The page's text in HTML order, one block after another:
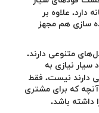
با ۱۶ پن جداگانه دارد. علاوه بر
سازی هم مجهز
متنوعی دارند.
نیازی به
دارند نیست. فقط
آنچه که برای مشتری
داشته باشد.